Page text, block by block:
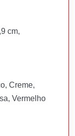
cm,
Creme,
Vermelho